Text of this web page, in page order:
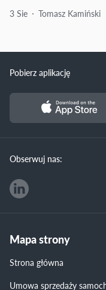
3 Sie Tomasz Kamiński
Pobierz aplikację
Obserwuj nas:
Mapa strony
Strona główna
Umowa sprzedaży